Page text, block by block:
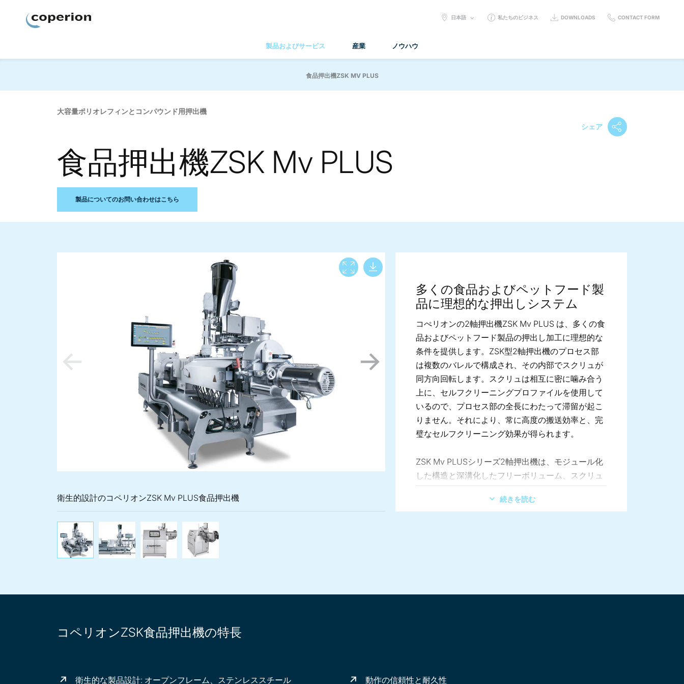
製品およびサービス 産業 ノウハウ
SELECT
日本語 私たちのビジネス DOWNLOADS CONTACT FORM
食品押出機ZSK MV PLUS
大容量ポリオレフィンとコンパウンド用押出機
シェア
食品押出機ZSK Mv PLUS
製品についてのお問い合わせはこちら
View full screen
衛生的設計のコペリオンZSK Mv PLUS食品押出機
衛生的設計のコペリオンZSK Mv PLUS食品押出機
食品およびペットフード製造用ZSK 54 Mv PLUS 2軸食品押出機
衛生的設計を採用した実験室用押出機ZSK MEGAlab
多くの食品およびペットフード製
品に理想的な押出しシステム
コぺリオンの2軸押出機ZSK Mv PLUS は、多くの食
品およびペットフード製品の押出し加工に理想的な
条件を提供します。ZSK型2軸押出機のプロセス部
は複数のバレルで構成され、その内部でスクリュが
同方向回転します。スクリュは相互に密に噛み合う
上に、セルフクリーニングプロファイルを使用して
いるので、プロセス部の全長にわたって滞留が起こ
りません。それにより、常に高度の搬送効率と、完
璧なセルフクリーニング効果が得られます。
ZSK Mv PLUSシリーズ2軸押出機は、モジュール化
した構造と深溝化したフリーボリューム、スクリュ
速度、トルクの組み合わせにより、あらゆる用途に
合わせてることができます。製品ラインナップには
続きを読む
コペリオンZSK食品押出機の特長
衛生的な製品設計: オープンフレーム、ステンレススチール 動作の信頼性と耐久性